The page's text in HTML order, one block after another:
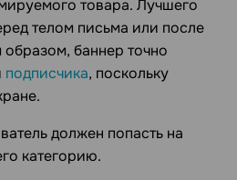
товара. Лучшего
телом письма или после
образом, баннер точно
подписчика, поскольку
должен попасть на
категорию.